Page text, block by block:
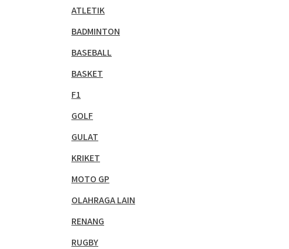
ATLETIK
BADMINTON
BASEBALL
BASKET
F1
GOLF
GULAT
KRIKET
MOTO GP
OLAHRAGA LAIN
RENANG
RUGBY